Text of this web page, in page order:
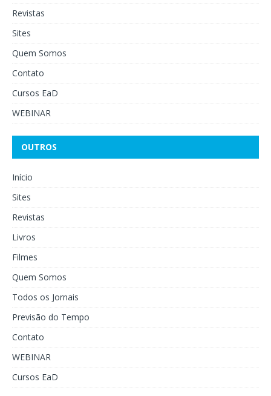
Revistas
Sites
Quem Somos
Contato
Cursos EaD
WEBINAR
OUTROS
Início
Sites
Revistas
Livros
Filmes
Quem Somos
Todos os Jornais
Previsão do Tempo
Contato
WEBINAR
Cursos EaD